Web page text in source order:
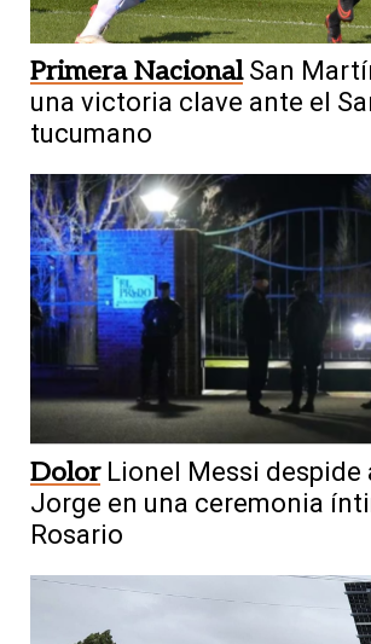
Primera Nacional San
una victoria clave ante el
tucumano
Dolor Lionel Messi despide
Jorge en una ceremonia
Rosario